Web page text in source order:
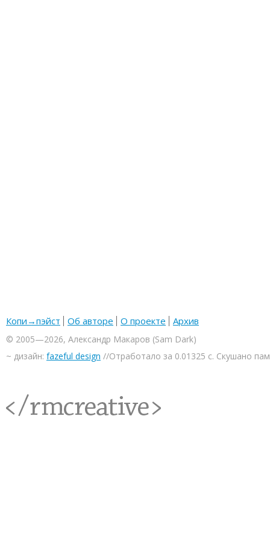
Копи→пэйст Об авторе О проекте Архив
© 2005—2026, Александр Макаров (Sam Dark)
~ дизайн: fazeful design //Отработало за 0.01325 с. Скушано
<rmcreative/>